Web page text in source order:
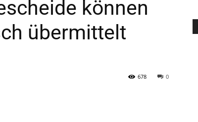
können
übermittelt
0
678